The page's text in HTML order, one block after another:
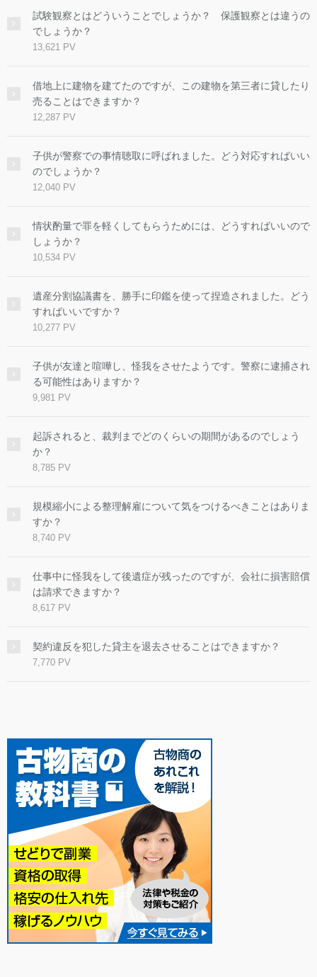
試験観察とはどういうことでしょうか？ 保護観察とは違うの
でしょうか？
13,621 PV
借地上に建物を建てたのですが、この建物を第三者に貸したり
売ることはできますか？
12,287 PV
子供が警察での事情聴取に呼ばれました。どう対応すればいい
のでしょうか？
12,040 PV
情状酌量で罪を軽くしてもらうためには、どうすればいいので
しょうか？
10,534 PV
遺産分割協議書を、勝手に印鑑を使って捏造されました。どう
すればいいですか？
10,277 PV
子供が友達と喧嘩し、怪我をさせたようです。警察に逮捕され
る可能性はありますか？
9,981 PV
起訴されると、裁判までどのくらいの期間があるのでしょう
か？
8,785 PV
規模縮小による整理解雇について気をつけるべきことはありま
すか？
8,740 PV
仕事中に怪我をして後遺症が残ったのですが、会社に損害賠償
は請求できますか？
8,617 PV
契約違反を犯した貸主を退去させることはできますか？
7,770 PV